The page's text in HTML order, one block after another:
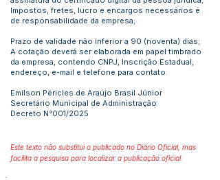
Impostos, fretes, lucro e encargos necessários é
de responsabilidade da empresa;
Prazo de validade não inferior a 90 (noventa) dias;
A cotação deverá ser elaborada em papel timbrado
da empresa, contendo CNPJ, Inscrição Estadual,
endereço, e-mail e telefone para contato.
Emilson Péricles de Araújo Brasil Júnior
Secretário Municipal de Administração
Decreto N°001/2025
Este texto não substitui o publicado no Diário Oficial, mas
facilita a pesquisa para localizar a publicação oficial.